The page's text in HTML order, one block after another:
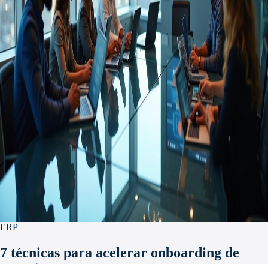
ERP
7 técnicas para acelerar onboarding de